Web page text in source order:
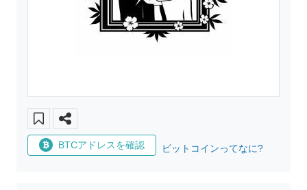
BTCアドレスを確認 ビットコインってなに?